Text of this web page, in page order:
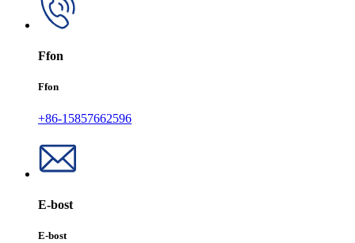
Ffon
Ffon
+86-15857662596
E-bost
E-bost